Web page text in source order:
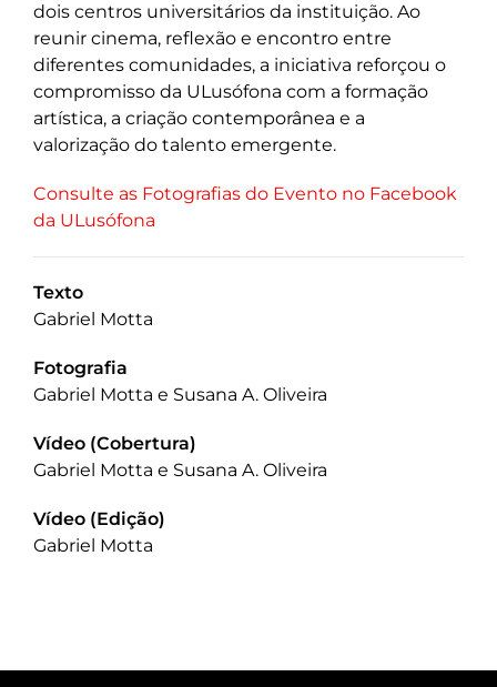
dois centros universitários da instituição. Ao
reunir cinema, reflexão e encontro entre
diferentes comunidades, a iniciativa reforçou o
compromisso da ULusófona com a formação
artística, a criação contemporânea e a
valorização do talento emergente.
Consulte as Fotografias do Evento no Facebook
da ULusófona
Texto
Gabriel Motta
Fotografia
Gabriel Motta e Susana A. Oliveira
Vídeo (Cobertura)
Gabriel Motta e Susana A. Oliveira
Vídeo (Edição)
Gabriel Motta